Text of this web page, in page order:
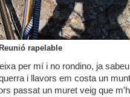
Reunió rapelable
per mí i no rondino, ja
i llavors em costa un
passat un muret veig que